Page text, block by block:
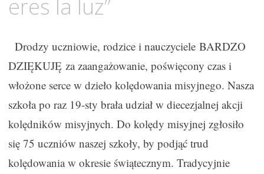
eres la luz”
Drodzy uczniowie, rodzice i nauczyciele BARDZO
DZIĘKUJĘ za zaangażowanie, poświęcony czas i
włożone serce w dzieło kolędowania misyjnego. Nasza
szkoła po raz 19-sty brała udział w diecezjalnej akcji
kolędników misyjnych. Do kolędy misyjnej zgłosiło
się 75 uczniów naszej szkoły, by podjąć trud
kolędowania w okresie świątecznym. Tradycyjnie